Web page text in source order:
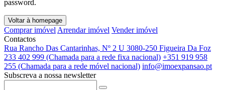
password.
Voltar à homepage
Comprar imóvel Arrendar imóvel Vender imóvel
Contactos
Rua Rancho Das Cantarinhas, Nº 2 U 3080-250 Figueira Da Foz
233 402 999 (Chamada para a rede fixa nacional) +351 919 958
255 (Chamada para a rede móvel nacional) info@imoexpansao.pt
Subscreva a nossa newsletter